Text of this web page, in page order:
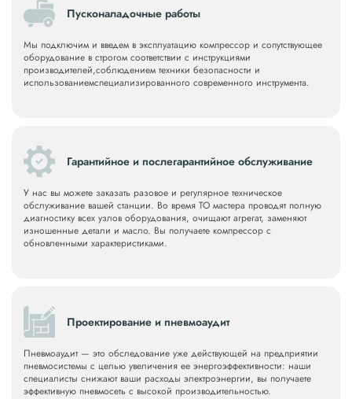
Пусконаладочные работы
Мы подключим и введем в эксплуатацию компрессор и сопутствующее
оборудование в строгом соответствии с инструкциями
производителей,соблюдением техники безопасности и
использованиемспециализированного современного инструмента.
Гарантийное и послегарантийное обслуживание
У нас вы можете заказать разовое и регулярное техническое
обслуживание вашей станции. Во время ТО мастера проводят полную
диагностику всех узлов оборудования, очищают агрегат, заменяют
изношенные детали и масло. Вы получаете компрессор с
обновленными характеристиками.
Проектирование и пневмоаудит
Пневмоаудит — это обследование уже действующей на предприятии
пневмосистемы с целью увеличения ее энергоэффективности: наши
специалисты снижают ваши расходы электроэнергии, вы получаете
эффективную пневмосеть с высокой производительностью.